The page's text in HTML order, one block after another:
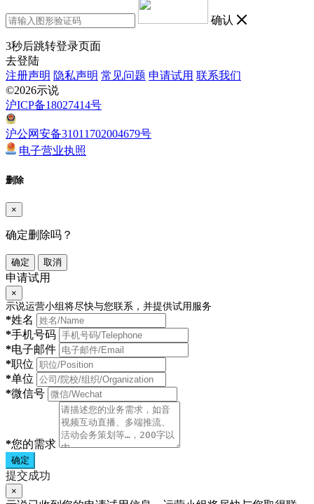
确认
3秒后跳转登录页面
去登陆
注册声明 隐私声明 常见问题 申请试用 联系我们
©2026示说
沪ICP备18027414号
沪公网安备31011702004679号
电子营业执照
删除
×
确定删除吗？
确定 取消
申请试用
×
示说运营小组将尽快与您联系，并提供试用服务
*姓名
*手机号码
*电子邮件
*职位
*单位
*微信号
*您的需求
确定
提交成功
×